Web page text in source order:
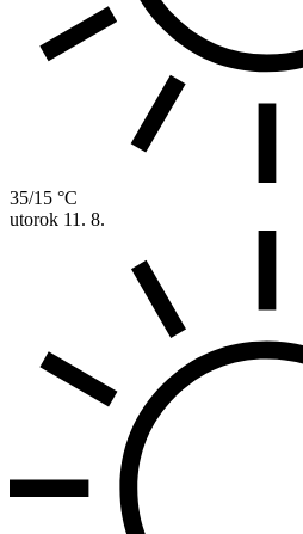
35/15 °C
utorok 11. 8.